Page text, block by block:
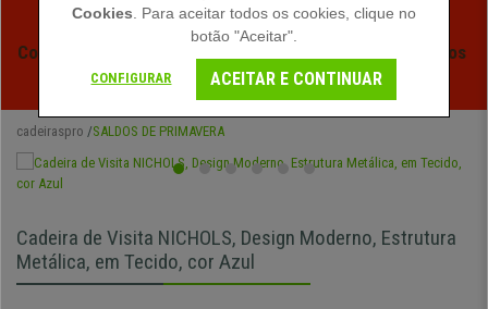
Começam os Saldos de Verão em Cadeiraspro! Descontos
Exclusivos por Tempo Limitado - Ver Promoção
cadeiraspro SALDOS DE PRIMAVERA
Cadeira de Visita NICHOLS, Design Moderno, Estrutura
Metálica, em Tecido, cor Azul
Cookies . Para aceitar todos os cookies, clique no
botão "Aceitar".
CONFIGURAR ACEITAR E CONTINUAR